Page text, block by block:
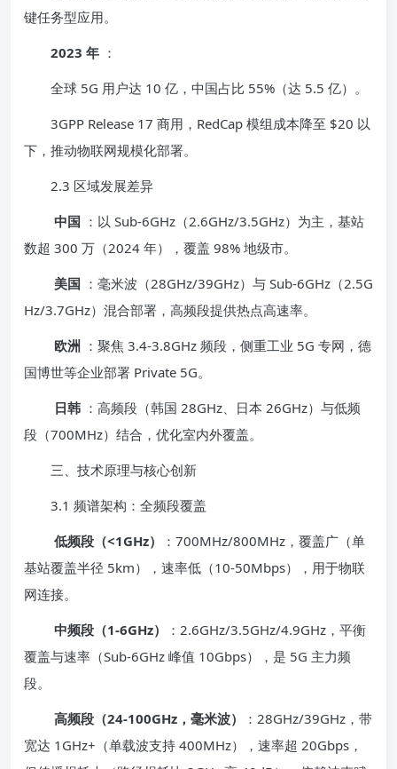
键任务型应用。
2023 年 ：
全球 5G 用户达 10 亿，中国占比 55%（达 5.5 亿）。
3GPP Release 17 商用，RedCap 模组成本降至 $20 以
下，推动物联网规模化部署。
2.3 区域发展差异
中国 ：以 Sub-6GHz（2.6GHz/3.5GHz）为主，基站
数超 300 万（2024 年），覆盖 98% 地级市。
美国 ：毫米波（28GHz/39GHz）与 Sub-6GHz（2.5G
Hz/3.7GHz）混合部署，高频段提供热点高速率。
欧洲 ：聚焦 3.4-3.8GHz 频段，侧重工业 5G 专网，德
国博世等企业部署 Private 5G。
日韩 ：高频段（韩国 28GHz、日本 26GHz）与低频
段（700MHz）结合，优化室内外覆盖。
三、技术原理与核心创新
3.1 频谱架构：全频段覆盖
低频段（<1GHz）
：700MHz/800MHz，覆盖广（单
基站覆盖半径 5km），速率低（10-50Mbps），用于物联
网连接。
中频段（1-6GHz）
：2.6GHz/3.5GHz/4.9GHz，平衡
覆盖与速率（Sub-6GHz 峰值 10Gbps），是 5G 主力频
段。
高频段（24-100GHz，毫米波）
：28GHz/39GHz，带
宽达 1GHz+（单载波支持 400MHz），速率超 20Gbps，